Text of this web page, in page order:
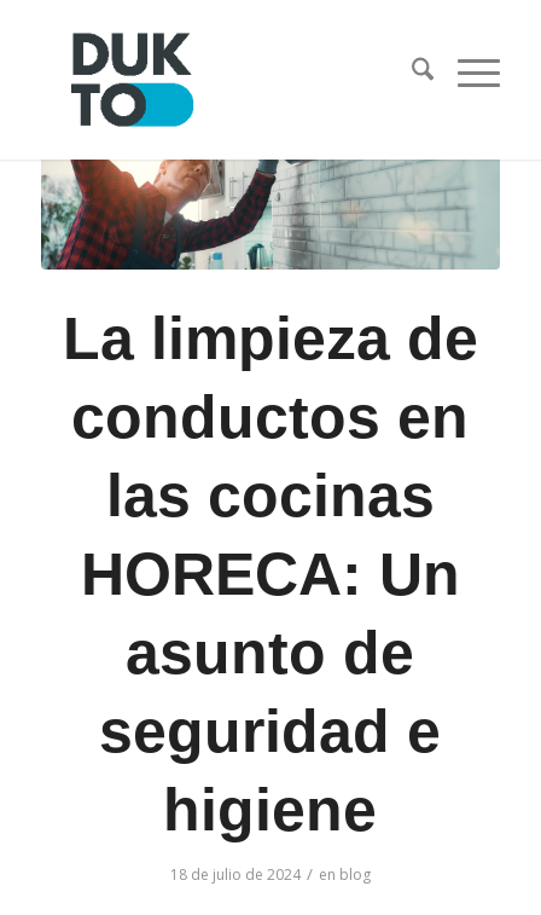
La limpieza de
conductos en
las cocinas
HORECA: Un
asunto de
seguridad e
higiene
18 de julio de 2024 / en blog